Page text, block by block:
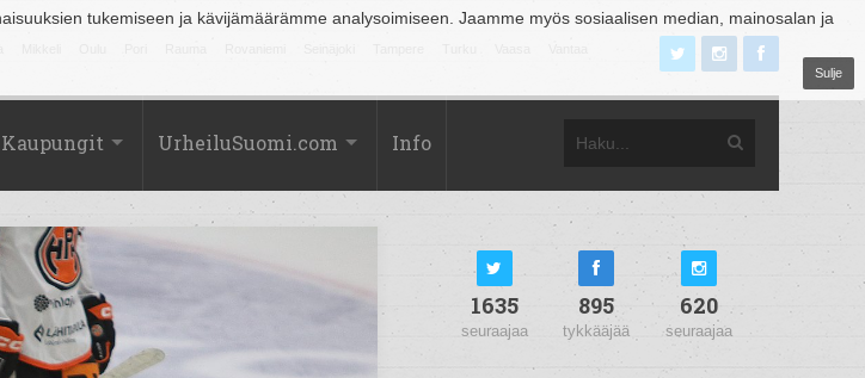
tukemiseen ja kävijämäärämme analysoimiseen. Jaamme myös sosiaalisen median, mainosalan ja
Sulje
Kaupungit UrheiluSuomi.com Info
1635
seuraajaa
895
tykkääjää
620
seuraajaa